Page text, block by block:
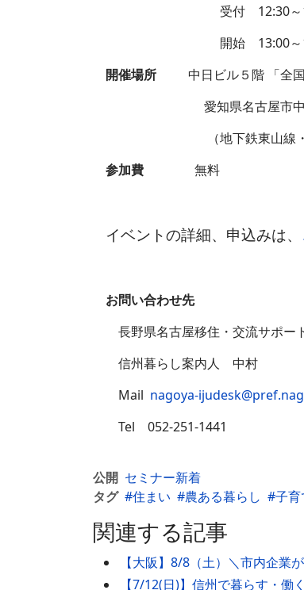
受付 12:30～
開始 13:00～
開催場所
中日ビル５階 「全国
愛知県名古屋市中区
（地下鉄東山線・名城線「
参加費
無料
イベントの詳細、申込みは、
お問い合わせ先
長野県名古屋移住・交流サポー
信州暮らし案内人 中村
Mail nagoya-
Tel 052-251-1441
公開 セミナー新着
タグ
住まい 農ある暮らし 子育
関連する記事
【大阪】8/8（土）＼市内企業
【7/12(日)】信州で暮らす・働